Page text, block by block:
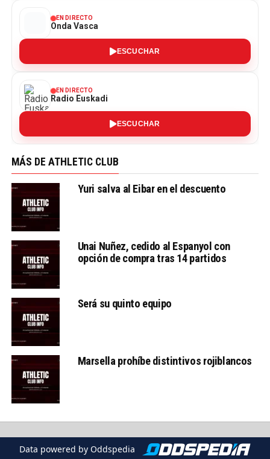
EN DIRECTO
Onda Vasca
ESCUCHAR
EN DIRECTO
Radio Euskadi
ESCUCHAR
MÁS DE ATHLETIC CLUB
Yuri salva al Eibar en el descuento
Unai Nuñez, cedido al Espanyol con
opción de compra tras 14 partidos
Será su quinto equipo
Marsella prohíbe distintivos rojiblancos
Data powered by Oddspedia